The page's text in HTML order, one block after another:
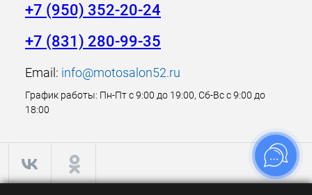
+7 (950) 352-20-24
+7 (831) 280-99-35
Email: info@motosalon52.ru
График работы: Пн-Пт с 9:00 до 19:00, Сб-Вс с 9:00 до
18:00